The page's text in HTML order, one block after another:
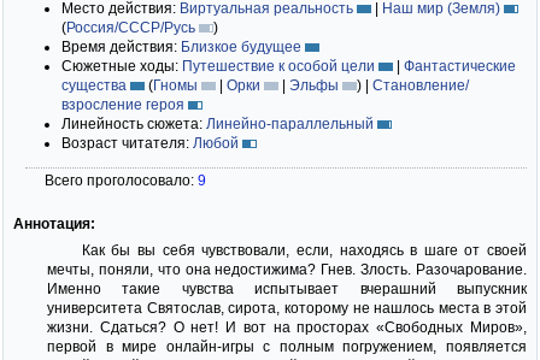
Место действия: Виртуальная реальность | Наш мир (Земля)
(Россия/СССР/Русь
)
Время действия: Близкое будущее
Сюжетные ходы: Путешествие к особой цели | Фантастические
существа
(Гномы | Орки | Эльфы ) | Становление/
взросление героя
Линейность сюжета: Линейно-параллельный
Возраст читателя: Любой
Всего проголосовало: 9
Аннотация:
Как бы вы себя чувствовали, если, находясь в шаге от своей
мечты, поняли, что она недостижима? Гнев. Злость. Разочарование.
Именно такие чувства испытывает вчерашний выпускник
университета Святослав, сирота, которому не нашлось места в этой
жизни. Сдаться? О нет! И вот на просторах «Свободных Миров»,
первой в мире онлайн-игры с полным погружением, появляется